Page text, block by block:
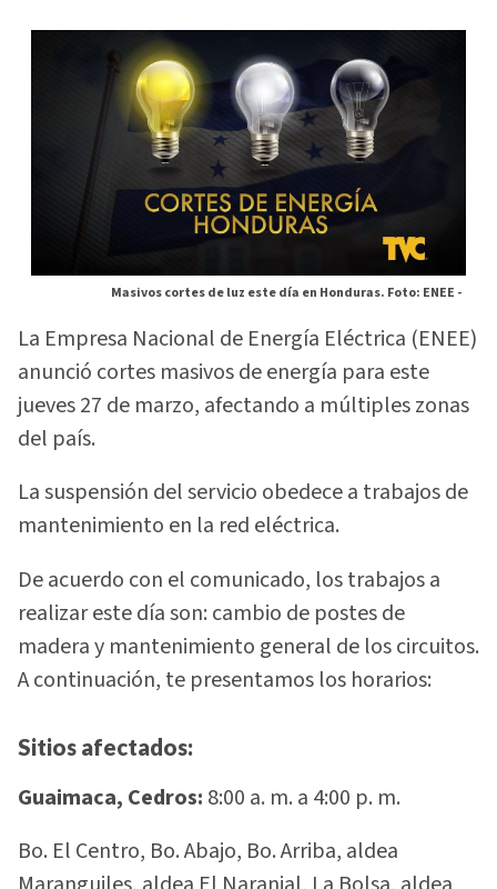
Masivos cortes de luz este día en Honduras. Foto: ENEE -
La Empresa Nacional de Energía Eléctrica (ENEE)
anunció cortes masivos de energía para este
jueves 27 de marzo, afectando a múltiples zonas
del país.
La suspensión del servicio obedece a trabajos de
mantenimiento en la red eléctrica.
De acuerdo con el comunicado, los trabajos a
realizar este día son: cambio de postes de
madera y mantenimiento general de los circuitos.
A continuación, te presentamos los horarios:
Sitios afectados:
Guaimaca, Cedros: 8:00 a. m. a 4:00 p. m.
Bo. El Centro, Bo. Abajo, Bo. Arriba, aldea